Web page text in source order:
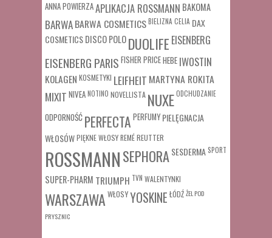
ANNA POWIERZAAPLIKACJA ROSSMANN BAKOMA
BARWABARWA COSMETICSBIELIZNACELIA DAX
COSMETICSDISCO POLODUOLIFE EISENBERG
EISENBERG PARIS FISHER PRICEHEBE IWOSTIN
KOLAGEN KOSMETYKI LEIFHEIT MARTYNA ROKITA
MIXIT NIVEANOTINO NOVELLISTA NUXEODCHUDZANIE
ODPORNOŚĆ PERFECTA PERFUMY PIELĘGNACJA
WŁOSÓWPIĘKNE WŁOSYREMÉREUTTER
ROSSMANNSEPHORASESDERMA SPORT
SUPER-PHARM TRIUMPH TVN WALENTYNKI
WARSZAWA WŁOSYYOSKINE ŁÓDŹŻEL POD
PRYSZNIC